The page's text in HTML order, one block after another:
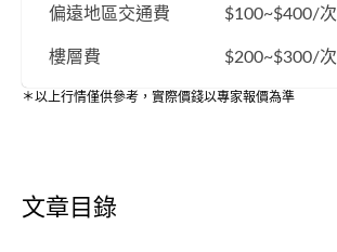
偏遠地區交通費 $100~$400/次
樓層費 $200~$300/次
＊以上行情僅供參考，實際價錢以專家報價為準
文章目錄